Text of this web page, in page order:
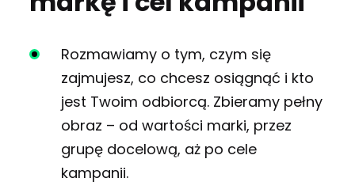
Rozmawiamy o tym, czym się
zajmujesz, co chcesz osiągnąć i kto
jest Twoim odbiorcą. Zbieramy pełny
obraz – od wartości marki, przez
grupę docelową, aż po cele
kampanii.